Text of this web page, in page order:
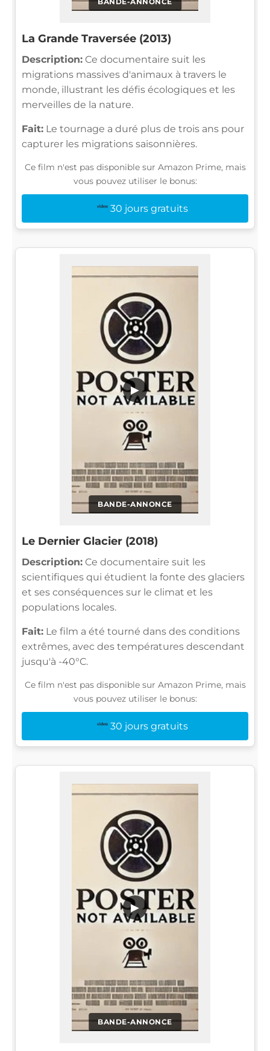
La Grande Traversée (2013)
Description: Ce documentaire suit les
migrations massives d'animaux à travers le
monde, illustrant les défis écologiques et les
merveilles de la nature.
Fait: Le tournage a duré plus de trois ans pour
capturer les migrations saisonnières.
Ce film n'est pas disponible sur Amazon Prime, mais
vous pouvez utiliser le bonus:
30 jours gratuits
BANDE-ANNONCE
▶
Le Dernier Glacier (2018)
Description: Ce documentaire suit les
scientifiques qui étudient la fonte des glaciers
et ses conséquences sur le climat et les
populations locales.
Fait: Le film a été tourné dans des conditions
extrêmes, avec des températures descendant
jusqu'à -40°C.
Ce film n'est pas disponible sur Amazon Prime, mais
vous pouvez utiliser le bonus:
30 jours gratuits
BANDE-ANNONCE
▶